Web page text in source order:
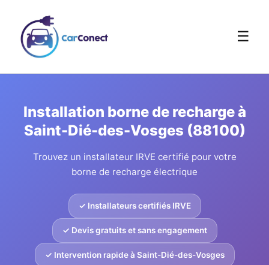
☰
Installation borne de recharge à
Saint-Dié-des-Vosges (88100)
Trouvez un installateur IRVE certifié pour votre
borne de recharge électrique
✓ Installateurs certifiés IRVE
✓ Devis gratuits et sans engagement
✓ Intervention rapide à Saint-Dié-des-Vosges